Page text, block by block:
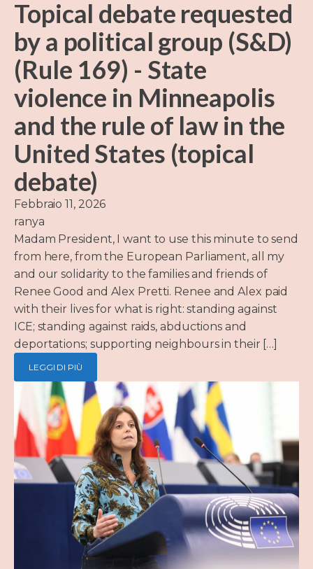
Topical debate requested
by a political group (S&D)
(Rule 169) - State
violence in Minneapolis
and the rule of law in the
United States (topical
debate)
Febbraio 11, 2026
ranya
Madam President, I want to use this minute to send
from here, from the European Parliament, all my
and our solidarity to the families and friends of
Renee Good and Alex Pretti. Renee and Alex paid
with their lives for what is right: standing against
ICE; standing against raids, abductions and
deportations; supporting neighbours in their […]
LEGGI DI PIÙ